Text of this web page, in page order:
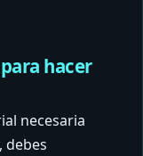
hacer
necesaria
debes